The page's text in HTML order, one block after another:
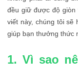
đều giữ được độ
viết này, chúng tôi sẽ
giúp bạn thưởng thức
1. Vì sao